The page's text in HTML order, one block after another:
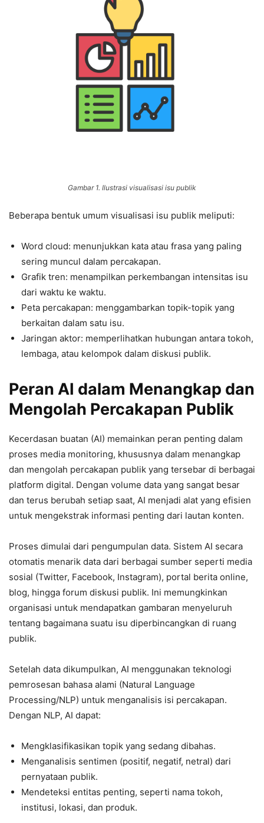
Gambar 1. Ilustrasi visualisasi isu publik
Beberapa bentuk umum visualisasi isu publik meliputi:
Word cloud: menunjukkan kata atau frasa yang paling
sering muncul dalam percakapan.
Grafik tren: menampilkan perkembangan intensitas isu
dari waktu ke waktu.
Peta percakapan: menggambarkan topik-topik yang
berkaitan dalam satu isu.
Jaringan aktor: memperlihatkan hubungan antara tokoh,
lembaga, atau kelompok dalam diskusi publik.
Peran AI dalam Menangkap dan
Mengolah Percakapan Publik
Kecerdasan buatan (AI) memainkan peran penting dalam
proses media monitoring, khususnya dalam menangkap
dan mengolah percakapan publik yang tersebar di berbagai
platform digital. Dengan volume data yang sangat besar
dan terus berubah setiap saat, AI menjadi alat yang efisien
untuk mengekstrak informasi penting dari lautan konten.
Proses dimulai dari pengumpulan data. Sistem AI secara
otomatis menarik data dari berbagai sumber seperti media
sosial (Twitter, Facebook, Instagram), portal berita online,
blog, hingga forum diskusi publik. Ini memungkinkan
organisasi untuk mendapatkan gambaran menyeluruh
tentang bagaimana suatu isu diperbincangkan di ruang
publik.
Setelah data dikumpulkan, AI menggunakan teknologi
pemrosesan bahasa alami (Natural Language
Processing/NLP) untuk menganalisis isi percakapan.
Dengan NLP, AI dapat:
Mengklasifikasikan topik yang sedang dibahas.
Menganalisis sentimen (positif, negatif, netral) dari
pernyataan publik.
Mendeteksi entitas penting, seperti nama tokoh,
institusi, lokasi, dan produk.